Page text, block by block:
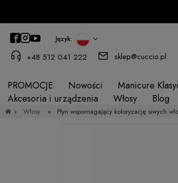
Język:
+48 512 041 222 sklep@cuccio.pl
PROMOCJE Nowości Manicure
Akcesoria i urządzenia
Włosy Blog
» Włosy » Płyn wspomagający koloryzację siwych